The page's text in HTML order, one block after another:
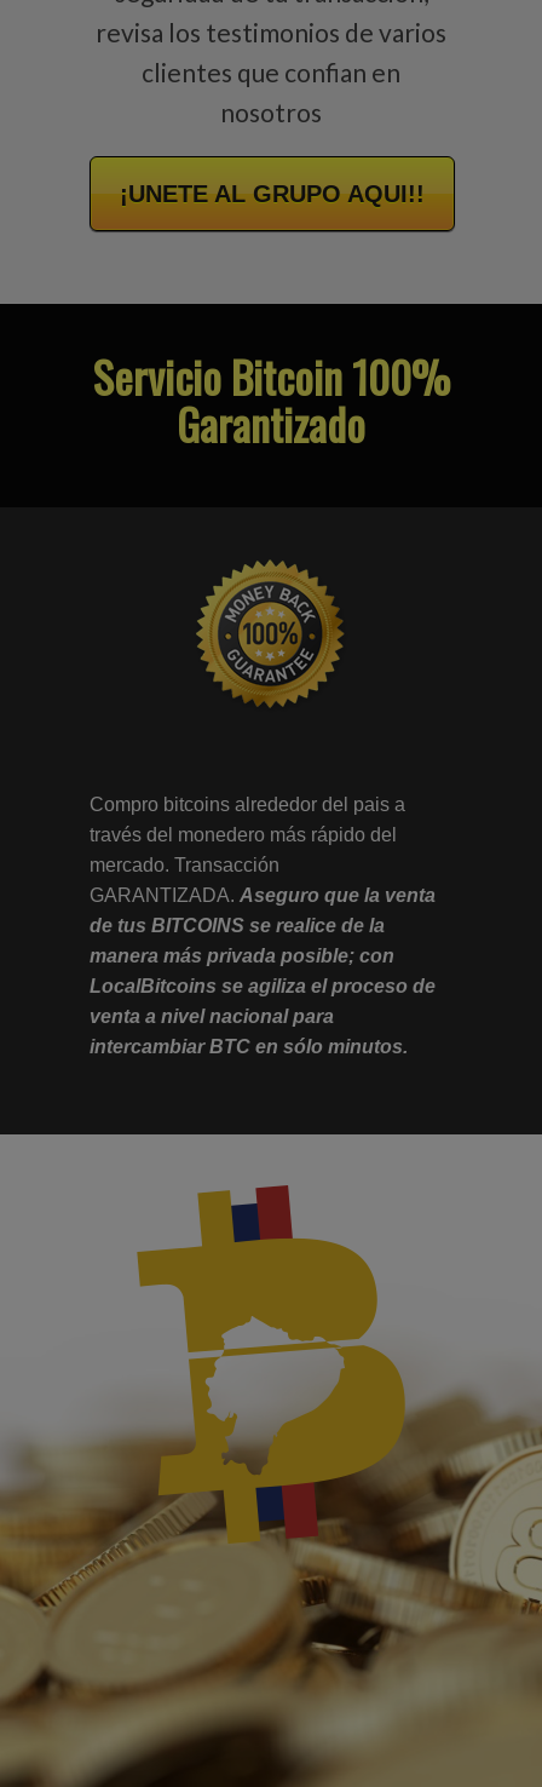
revisa los testimonios de varios
clientes que confian en
nosotros
¡UNETE AL GRUPO AQUI!!
Servicio Bitcoin 100%
Garantizado
Compro bitcoins alrededor del pais a
través del monedero más rápido del
mercado. Transacción
GARANTIZADA. Aseguro que la venta
de tus BITCOINS se realice de la
manera más privada posible; con
LocalBitcoins se agiliza el proceso de
venta a nivel nacional para
intercambiar BTC en sólo minutos.